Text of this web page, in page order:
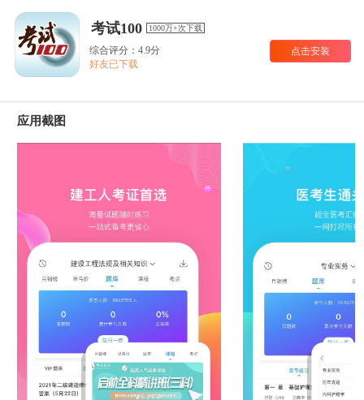
考试100 1000万+次下载
综合评分：4.9分
好友已下载
点击安装
应用截图